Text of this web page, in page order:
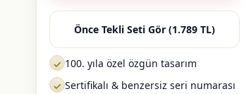
Önce Tekli Seti Gör (1.789 TL)
✓ 100. yıla özel özgün tasarım
✓ Sertifikalı & benzersiz seri numarası